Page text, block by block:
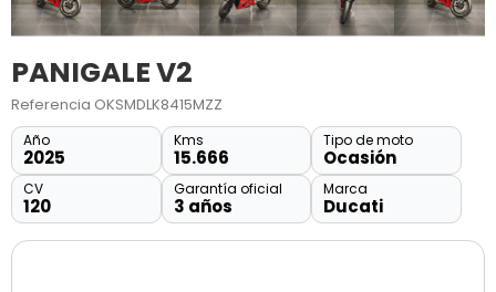
PANIGALE V2
Referencia OKSMDLK8415MZZ
Año
2025
Kms
15.666
Tipo de moto
Ocasión
CV
120
Garantía oficial
3 años
Marca
Ducati